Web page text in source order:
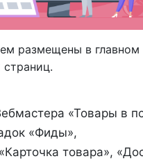
размещены в
страниц.
«Товары в
«Фиды»,
товара»,